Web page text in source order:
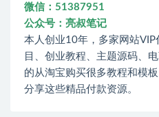
微信：51387951
公众号：亮叔笔记
本人创业10年，多家网站
目、创业教程、主题源码、
的从淘宝购买很多教程和模
分享这些精品付款资源。